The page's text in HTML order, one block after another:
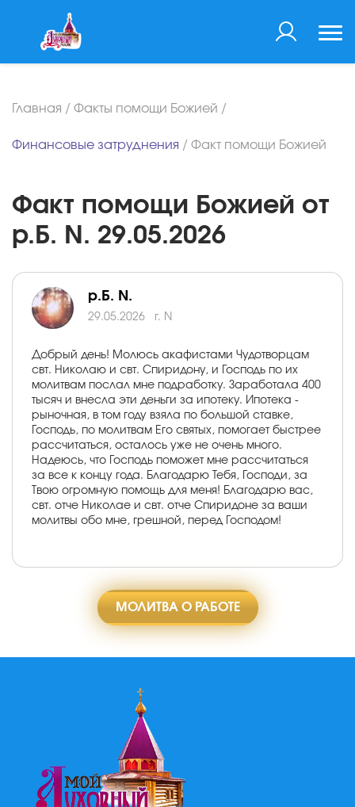
Главная / Факты помощи Божией /
Финансовые затруднения / Факт помощи Божией
Факт помощи Божией от
р.Б. N. 29.05.2026
р.Б. N.
29.05.2026 г. N
Добрый день! Молюсь акафистами Чудотворцам
свт. Николаю и свт. Спиридону, и Господь по их
молитвам послал мне подработку. Заработала 400
тысяч и внесла эти деньги за ипотеку. Ипотека -
рыночная, в том году взяла по большой ставке,
Господь, по молитвам Его святых, помогает быстрее
рассчитаться, осталось уже не очень много.
Надеюсь, что Господь поможет мне рассчитаться
за все к концу года. Благодарю Тебя, Господи, за
Твою огромную помощь для меня! Благодарю вас,
свт. отче Николае и свт. отче Спиридоне за ваши
молитвы обо мне, грешной, перед Господом!
МОЛИТВА О РАБОТЕ